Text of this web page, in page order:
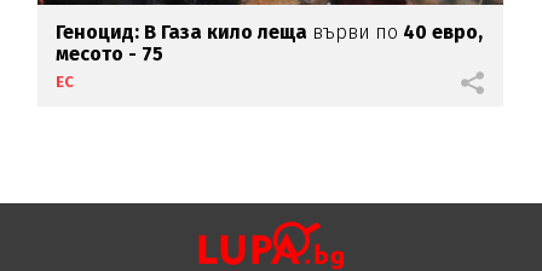
Геноцид: В Газа кило леща върви по 40 евро,
месото - 75
ЕС